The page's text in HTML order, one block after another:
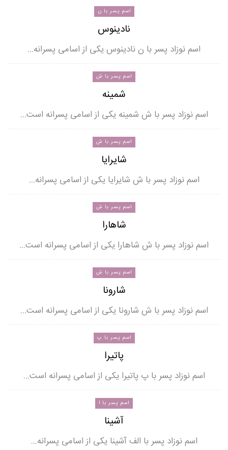
اسم پسر با ن
نادینوس
اسم نوزاد پسر با ن نادینوس یکی از اسامی پسرانه…
اسم پسر با ش
شمینه
اسم نوزاد پسر با ش شمینه یکی از اسامی پسرانه است…
اسم پسر با ش
شایرایا
اسم نوزاد پسر با ش شایرایا یکی از اسامی پسرانه…
اسم پسر با ش
شاهارا
اسم نوزاد پسر با ش شاهارا یکی از اسامی پسرانه است…
اسم پسر با ش
شارونا
اسم نوزاد پسر با ش شارونا یکی از اسامی پسرانه است…
اسم پسر با پ
پاتیرا
اسم نوزاد پسر با پ پاتیرا یکی از اسامی پسرانه است…
اسم پسر با ا
آشینا
اسم نوزاد پسر با الف آشینا یکی از اسامی پسرانه…